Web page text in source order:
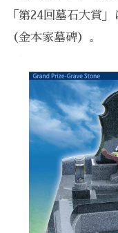
「第24回墓石大賞
（金本家墓碑）。